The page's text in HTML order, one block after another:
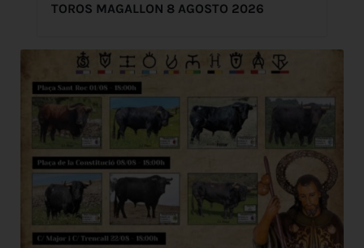
TOROS MAGALLON 8 AGOSTO 2026